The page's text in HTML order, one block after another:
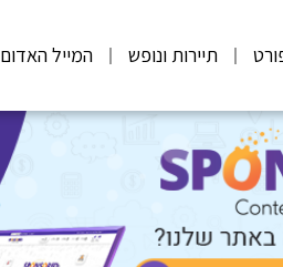
תיירות ונופש המייל האדום